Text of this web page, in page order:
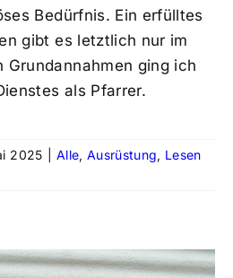
Bedürfnis. Ein erfülltes
gibt es letztlich nur im
Grundannahmen ging ich
als Pfarrer.
2025 Alle, Ausrüstung, Lesen